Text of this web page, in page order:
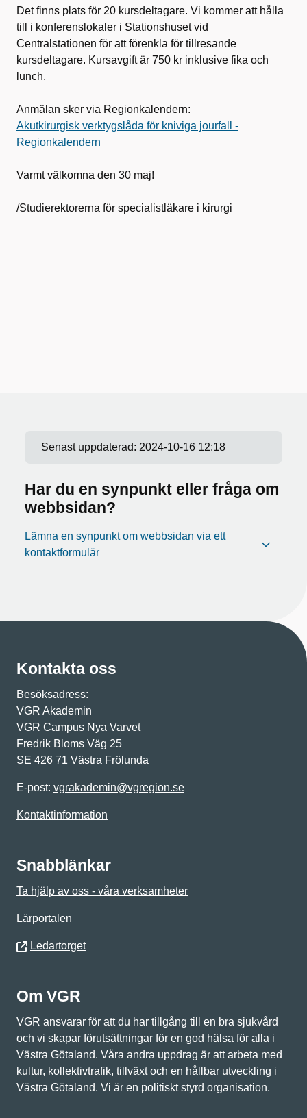
Det finns plats för 20 kursdeltagare. Vi kommer att hålla
till i konferenslokaler i Stationshuset vid
Centralstationen för att förenkla för tillresande
kursdeltagare. Kursavgift är 750 kr inklusive fika och
lunch.
Anmälan sker via Regionkalendern:
Akutkirurgisk verktygslåda för kniviga jourfall -
Regionkalendern
Varmt välkomna den 30 maj!
/Studierektorerna för specialistläkare i kirurgi
Senast uppdaterad: 2024-10-16 12:18
Har du en synpunkt eller fråga om
webbsidan?
Lämna en synpunkt om webbsidan via ett
kontaktformulär
Kontakta oss
Besöksadress:
VGR Akademin
VGR Campus Nya Varvet
Fredrik Bloms Väg 25
SE 426 71 Västra Frölunda
E-post: vgrakademin@vgregion.se
Kontaktinformation
Snabblänkar
Ta hjälp av oss - våra verksamheter
Lärportalen
Ledartorget
Om VGR
VGR ansvarar för att du har tillgång till en bra sjukvård
och vi skapar förutsättningar för en god hälsa för alla i
Västra Götaland. Våra andra uppdrag är att arbeta med
kultur, kollektivtrafik, tillväxt och en hållbar utveckling i
Västra Götaland. Vi är en politiskt styrd organisation.